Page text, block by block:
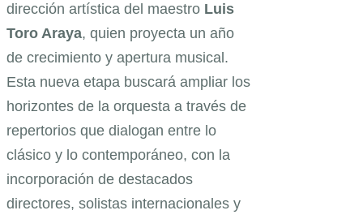
dirección artística del maestro Luis
Toro Araya, quien proyecta un año
de crecimiento y apertura musical.
Esta nueva etapa buscará ampliar los
horizontes de la orquesta a través de
repertorios que dialogan entre lo
clásico y lo contemporáneo, con la
incorporación de destacados
directores, solistas internacionales y